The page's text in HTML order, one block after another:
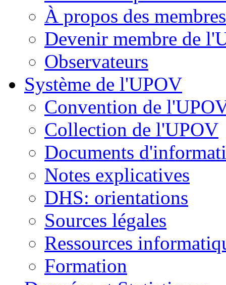
À propos des
Devenir membre de
Observateurs
Système de l'UPOV
Convention de
Collection de l'UPOV
Documents
Notes explicatives
DHS: orientations
Sources légales
Ressources
Formation